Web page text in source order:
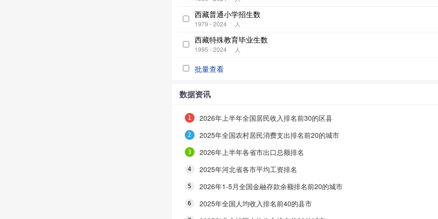
西藏普通小学招生数
1979 - 2024 人
西藏特殊教育毕业生数
1995 - 2024 人
批量查看
数据资讯
2026年上半年全国居民收入排名前30的区县
2025年全国农村居民消费支出排名前20的城市
2026年上半年各省市出口总额排名
2025年河北省各市平均工资排名
2026年1-5月全国金融存款余额排名前20的城市
2025年全国人均收入排名前40的县市